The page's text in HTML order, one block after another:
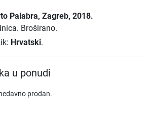
Palabra, Zagreb, 2018.
Broširano.
Hrvatski.
u ponudi
prodan.